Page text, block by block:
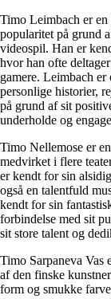
Timo Leimbach er en
popularitet på grund
videospil. Han er
hvor han ofte
gamere. Leimbach
personlige historier,
på grund af sit
underholde og
Timo Nellemose er
medvirket i flere
er kendt for sin
også en talentfuld
kendt for sin
forbindelse med sit
sit store talent og
Timo Sarpaneva Vas
af den finske
form og smukke